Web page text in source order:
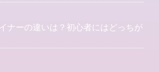
ナーの違いは？初心者にはどっちが